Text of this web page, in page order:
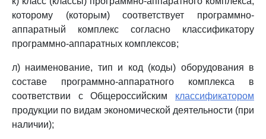
которому (которым) соответствует программно-
аппаратный комплекс согласно классификатору
программно-аппаратных комплексов;
л) наименование, тип и код (коды) оборудования в
составе программно-аппаратного комплекса в
соответствии с Общероссийским классификатором
продукции по видам экономической деятельности (при
наличии);